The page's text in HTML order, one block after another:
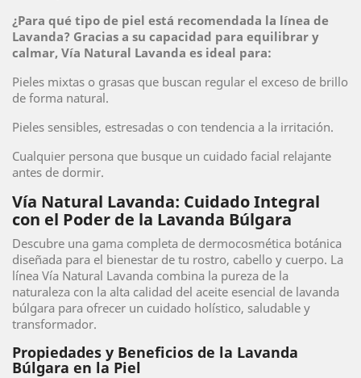
¿Para qué tipo de piel está recomendada la línea de
Lavanda? Gracias a su capacidad para equilibrar y
calmar, Vía Natural Lavanda es ideal para:
Pieles mixtas o grasas que buscan regular el exceso de brillo
de forma natural.
Pieles sensibles, estresadas o con tendencia a la irritación.
Cualquier persona que busque un cuidado facial relajante
antes de dormir.
Vía Natural Lavanda: Cuidado Integral
con el Poder de la Lavanda Búlgara
Descubre una gama completa de dermocosmética botánica
diseñada para el bienestar de tu rostro, cabello y cuerpo. La
línea Vía Natural Lavanda combina la pureza de la
naturaleza con la alta calidad del aceite esencial de lavanda
búlgara para ofrecer un cuidado holístico, saludable y
transformador.
Propiedades y Beneficios de la Lavanda
Búlgara en la Piel